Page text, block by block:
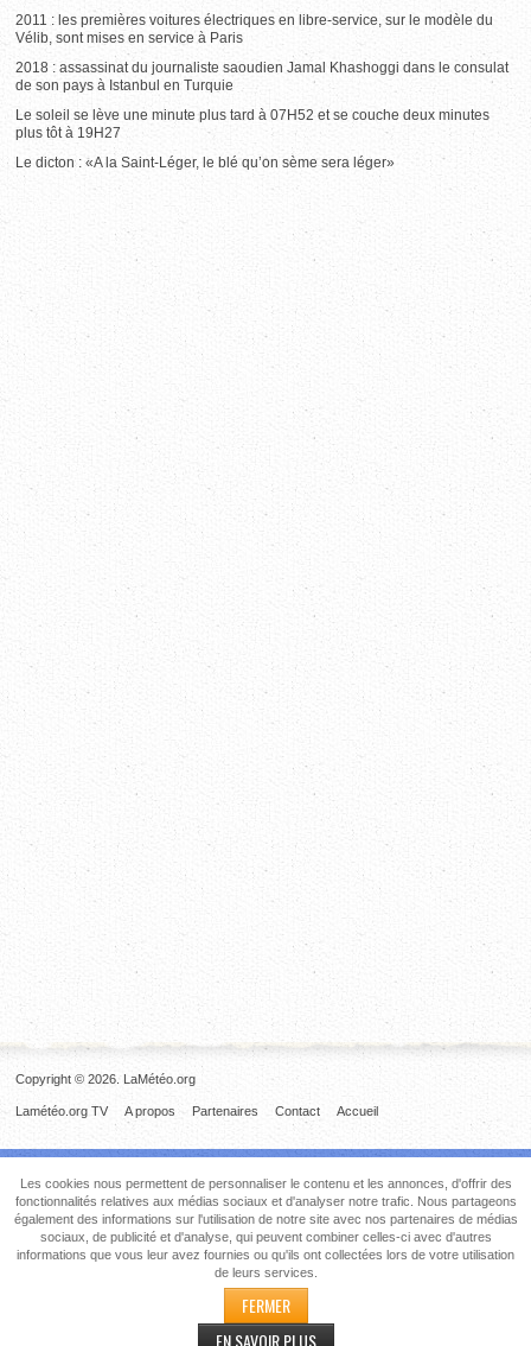
2011 : les premières voitures électriques en libre-service, sur le modèle du
Vélib, sont mises en service à Paris
2018 : assassinat du journaliste saoudien Jamal Khashoggi dans le consulat
de son pays à Istanbul en Turquie
Le soleil se lève une minute plus tard à 07H52 et se couche deux minutes
plus tôt à 19H27
Le dicton : «A la Saint-Léger, le blé qu’on sème sera léger»
Copyright © 2026. LaMétéo.org
Accueil
Contact
Partenaires
A propos
Lamétéo.org TV
Les cookies nous permettent de personnaliser le contenu et les annonces, d'offrir des
fonctionnalités relatives aux médias sociaux et d'analyser notre trafic. Nous partageons
également des informations sur l'utilisation de notre site avec nos partenaires de médias
sociaux, de publicité et d'analyse, qui peuvent combiner celles-ci avec d'autres
informations que vous leur avez fournies ou qu'ils ont collectées lors de votre utilisation
de leurs services.
FERMER
EN SAVOIR PLUS